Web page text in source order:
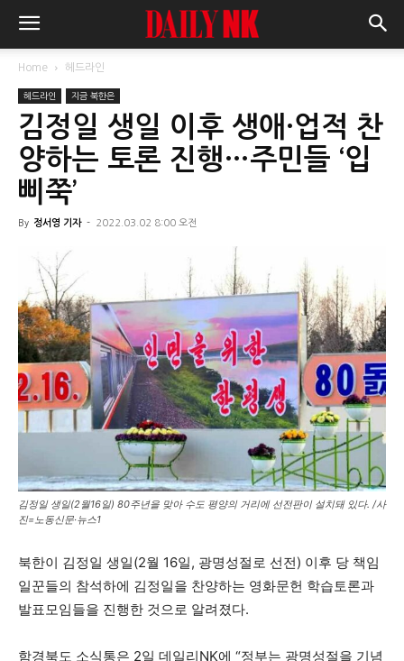
Home 헤드라인
헤드라인 지금 북한은
김정일 생일 이후 생애·업적 찬
양하는 토론 진행…주민들 ‘입
삐쭉’
By 정서영 기자 - 2022.03.02 8:00 오전
김정일 생일(2월16일) 80주년을 맞아 수도 평양의 거리에 선전판이 설치돼 있다. /사
진=노동신문·뉴스1
북한이 김정일 생일(2월 16일, 광명성절로 선전) 이후 당 책임
일꾼들의 참석하에 김정일을 찬양하는 영화문헌 학습토론과
발표모임들을 진행한 것으로 알려졌다.
함경북도 소식통은 2일 데일리NK에 “정부는 광명성절을 기념